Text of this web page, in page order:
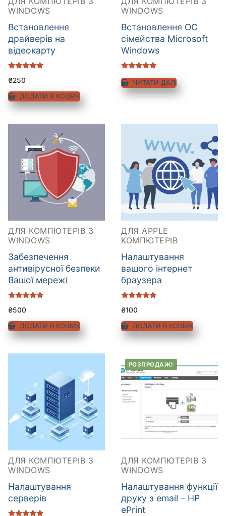
WINDOWS
Встановлення
драйверів на
відеокарту
5.00
₴250
ДОДАТИ В КОШИК
WINDOWS
Встановлення ОС
сімейства Microsoft
Windows
5.00
з 5
ЧИТАТИ ДАЛІ
ДЛЯ КОМПЮТЕРІВ З
WINDOWS
Забезпечення
антивірусної безпеки
Вашої мережі
5.00
₴500
ДОДАТИ В КОШИК
ДЛЯ APPLE
КОМПЮТЕРІВ
Налаштування
вашого інтернет
браузера
5.00
₴100
ДОДАТИ В КОШИК
ДЛЯ КОМПЮТЕРІВ З
WINDOWS
Налаштування
серверів
РОЗПРОДАЖ!
ДЛЯ КОМПЮТЕРІВ З
WINDOWS
Налаштування функції
друку з email – HP
ePrint